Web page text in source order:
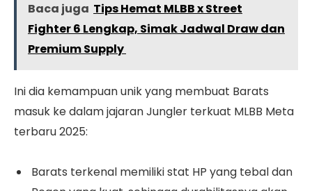
Baca juga Tips Hemat MLBB x Street
Fighter 6 Lengkap, Simak Jadwal Draw dan
Premium Supply
Ini dia kemampuan unik yang membuat Barats
masuk ke dalam jajaran Jungler terkuat MLBB Meta
terbaru 2025:
Barats terkenal memiliki stat HP yang tebal dan